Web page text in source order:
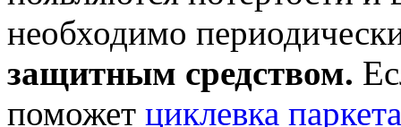
необходимо
защитным средством.
поможет циклевка паркета